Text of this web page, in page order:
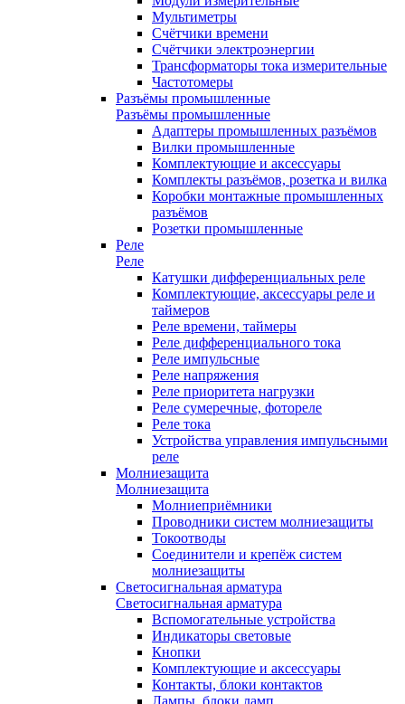
Мультиметры
Счётчики времени
Счётчики электроэнергии
Трансформаторы тока измерительные
Частотомеры
Разъёмы промышленные
Разъёмы промышленные
Адаптеры промышленных разъёмов
Вилки промышленные
Комплектующие и аксессуары
Комплекты разъёмов, розетка и вилка
Коробки монтажные промышленных
разъёмов
Розетки промышленные
Реле
Реле
Катушки дифференциальных реле
Комплектующие, аксессуары реле и
таймеров
Реле времени, таймеры
Реле дифференциального тока
Реле импульсные
Реле напряжения
Реле приоритета нагрузки
Реле сумеречные, фотореле
Реле тока
Устройства управления импульсными
реле
Молниезащита
Молниезащита
Молниеприёмники
Проводники систем молниезащиты
Токоотводы
Соединители и крепёж систем
молниезащиты
Светосигнальная арматура
Светосигнальная арматура
Вспомогательные устройства
Индикаторы световые
Кнопки
Комплектующие и аксессуары
Контакты, блоки контактов
Лампы, блоки ламп